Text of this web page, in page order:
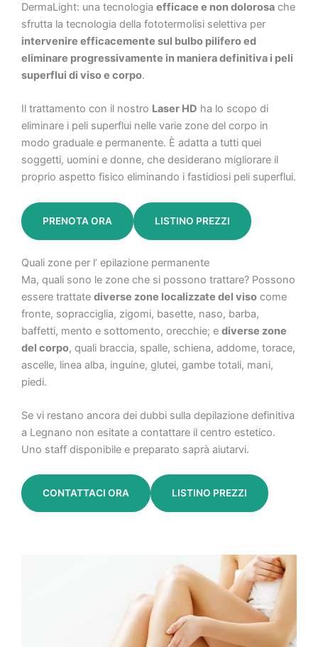
DermaLight: una tecnologia efficace e non dolorosa che
sfrutta la tecnologia della fototermolisi selettiva per
intervenire efficacemente sul bulbo pilifero ed
eliminare progressivamente in maniera definitiva i peli
superflui di viso e corpo.
Il trattamento con il nostro Laser HD ha lo scopo di
eliminare i peli superflui nelle varie zone del corpo in
modo graduale e permanente. È adatta a tutti quei
soggetti, uomini e donne, che desiderano migliorare il
proprio aspetto fisico eliminando i fastidiosi peli superflui.
PRENOTA ORA LISTINO PREZZI
Quali zone per l’ epilazione permanente
Ma, quali sono le zone che si possono trattare? Possono
essere trattate diverse zone localizzate del viso come
fronte, sopracciglia, zigomi, basette, naso, barba,
baffetti, mento e sottomento, orecchie; e diverse zone
del corpo, quali braccia, spalle, schiena, addome, torace,
ascelle, linea alba, inguine, glutei, gambe totali, mani,
piedi.
Se vi restano ancora dei dubbi sulla depilazione definitiva
a Legnano non esitate a contattare il centro estetico.
Uno staff disponibile e preparato saprà aiutarvi.
CONTATTACI ORA LISTINO PREZZI